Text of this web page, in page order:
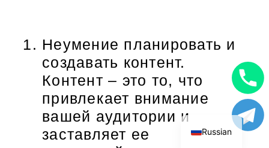
Неумение планировать и
создавать контент.
Контент – это то, что
привлекает внимание
вашей аудитории и
заставляет ее
Russian